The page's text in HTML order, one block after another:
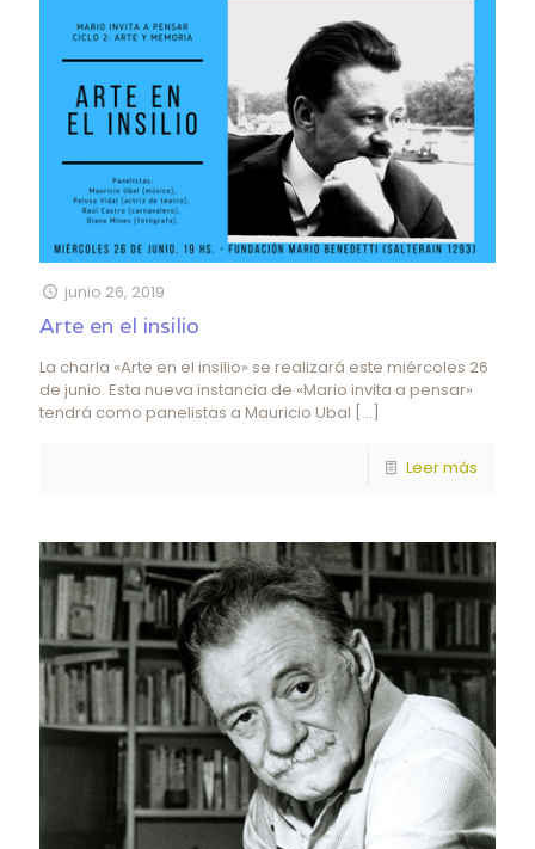
junio 26, 2019
Arte en el insilio
La charla «Arte en el insilio» se realizará este miércoles 26
de junio. Esta nueva instancia de «Mario invita a pensar»
tendrá como panelistas a Mauricio Ubal […]
Leer más